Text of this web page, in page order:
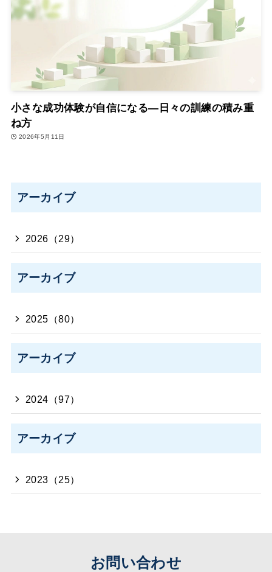
小さな成功体験が自信になる―日々の訓練の積み重
ね方
2026年5月11日
アーカイブ
2026（29）
アーカイブ
2025（80）
アーカイブ
2024（97）
アーカイブ
2023（25）
お問い合わせ